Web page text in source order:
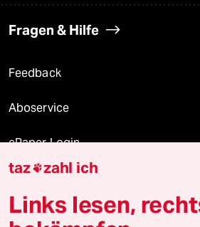
Fragen & Hilfe
Feedback
Aboservice
ePaper Login
Downloads für Abonnierende
taz zahl ich
Links lesen,